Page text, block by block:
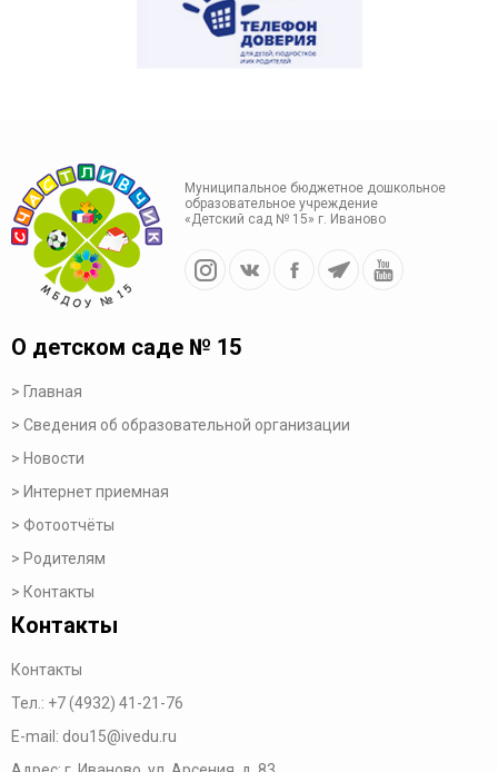
Муниципальное бюджетное дошкольное
образовательное учреждение
«Детский сад № 15» г. Иваново
О детском саде № 15
Главная
Сведения об образовательной организации
Новости
Интернет приемная
Фотоотчёты
Родителям
Контакты
Контакты
Контакты
Тел.: +7 (4932) 41-21-76
E-mail: dou15@ivedu.ru